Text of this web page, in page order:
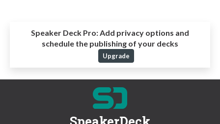
Speaker Deck Pro:Add privacy options and
schedule the publishing of your decks
Upgrade